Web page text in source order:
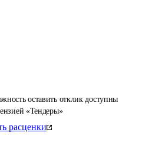
оставить отклик доступны
«Тендеры»
расценки